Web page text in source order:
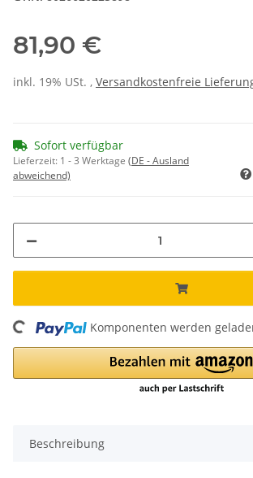
81,90 €
inkl. 19% USt. , Versandkostenfreie
Sofort verfügbar
Lieferzeit: 1 - 3 Werktage (DE - Ausland
abweichend)
Loading... Komponenten werden
Beschreibung